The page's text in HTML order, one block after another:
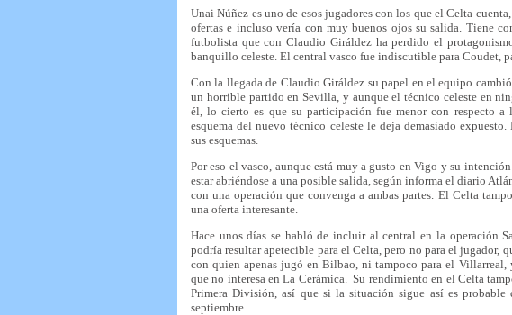
Unai Núñez es uno de esos jugadores con los que el Celta
ofertas e incluso vería con muy buenos ojos su salida. Tiene
futbolista que con Claudio Giráldez ha perdido el
banquillo celeste. El central vasco fue indiscutible para Coudet,
Con la llegada de Claudio Giráldez su papel en el equipo
un horrible partido en Sevilla, y aunque el técnico celeste en
él, lo cierto es que su participación fue menor con respecto
esquema del nuevo técnico celeste le deja demasiado
sus esquemas.
Por eso el vasco, aunque está muy a gusto en Vigo y su
estar abriéndose a una posible salida, según informa el diario
con una operación que convenga a ambas partes. El Celta
una oferta interesante.
Hace unos días se habló de incluir al central en la operación
podría resultar apetecible para el Celta, pero no para el jugador,
con quien apenas jugó en Bilbao, ni tampoco para el
que no interesa en La Cerámica. Su rendimiento en el Celta
Primera División, así que si la situación sigue así es
septiembre.